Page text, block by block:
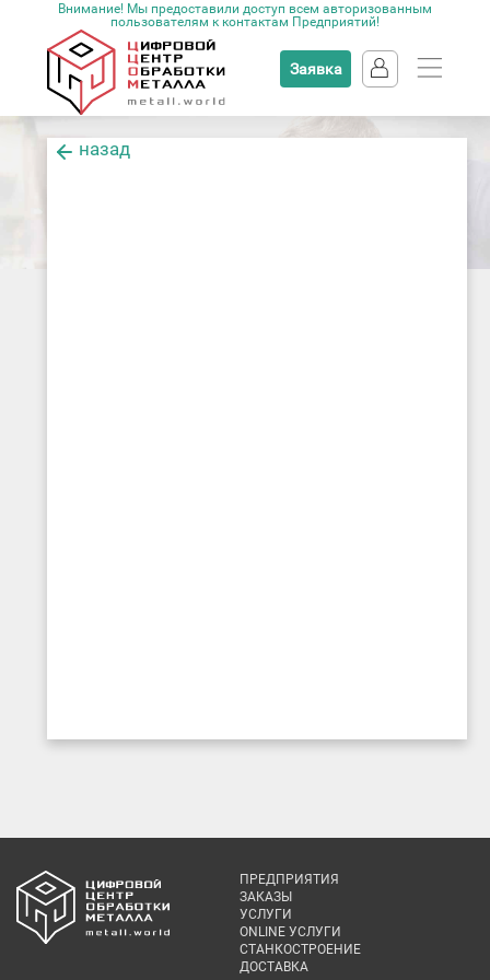
Внимание! Мы предоставили доступ всем авторизованным
пользователям к контактам Предприятий!
Заявка
назад
ПРЕДПРИЯТИЯ
ЗАКАЗЫ
УСЛУГИ
ONLINE УСЛУГИ
СТАНКОСТРОЕНИЕ
ДОСТАВКА